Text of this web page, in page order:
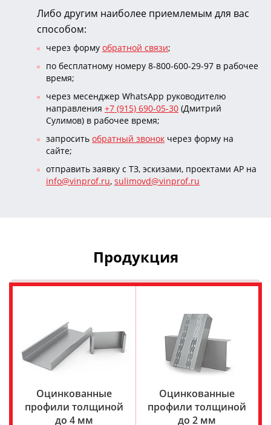
Либо другим наиболее приемлемым для вас
способом:
через форму обратной связи;
по бесплатному номеру 8-800-600-29-97 в рабочее
время;
через месенджер WhatsApp руководителю
направления +7 (915) 690-05-30 (Дмитрий
Сулимов) в рабочее время;
запросить обратный звонок через форму на
сайте;
отправить заявку с ТЗ, эскизами, проектами АР на
info@vinprof.ru, sulimovd@vinprof.ru
Продукция
Оцинкованные
профили толщиной
до 4 мм
Оцинкованные
профили толщиной
до 2 мм